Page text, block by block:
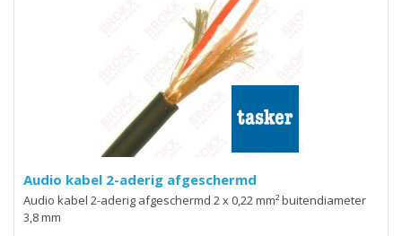
Audio kabel 2-aderig afgeschermd
Audio kabel 2-aderig afgeschermd 2 x 0,22 mm² buitendiameter
3,8 mm